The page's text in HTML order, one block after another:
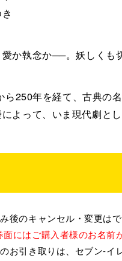
か執念か──。妖しくも
ら250年を経て、古典の
よって、いま現代劇と
後のキャンセル・変更は
面にはご購入者様のお名前
お引き取りは、セブン-イ